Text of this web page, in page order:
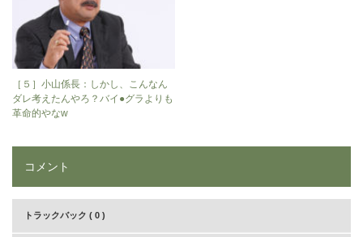
［５］小山係長：しかし、こんなん
ダレ考えたんやろ？バイ●グラよりも
革命的やなw
コメント
トラックバック ( 0 )